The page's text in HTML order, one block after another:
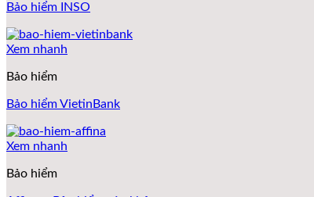
Bảo hiểm INSO
Xem nhanh
Bảo hiểm
Bảo hiểm VietinBank
Xem nhanh
Bảo hiểm